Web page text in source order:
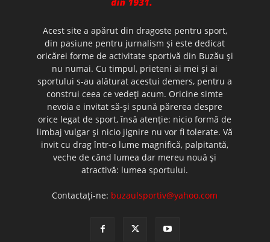
Acest site a apărut din dragoste pentru sport,
din pasiune pentru jurnalism şi este dedicat
oricărei forme de activitate sportivă din Buzău şi
nu numai. Cu timpul, prieteni ai mei şi ai
sportului s-au alăturat acestui demers, pentru a
construi ceea ce vedeţi acum. Oricine simte
nevoia e invitat să-şi spună părerea despre
orice legat de sport, însă atenţie: nicio formă de
limbaj vulgar şi nicio jignire nu vor fi tolerate. Vă
invit cu drag într-o lume magnifică, palpitantă,
veche de când lumea dar mereu nouă şi
atractivă: lumea sportului.
Contactați-ne: buzaulsportiv@yahoo.com